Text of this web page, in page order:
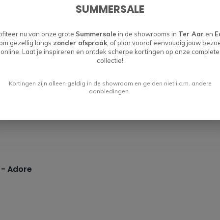
Sneak
Adore
SUMMERSALE
nu van onze grote Summersale in de showrooms in Ter Aar en
gezellig langs zonder afspraak , of plan vooraf eenvoudig jouw
online. Laat je inspireren en ontdek scherpe kortingen op onze complete
collectie!
Kortingen zijn alleen geldig in de showroom en gelden niet i.c.m. andere
aanbiedingen.